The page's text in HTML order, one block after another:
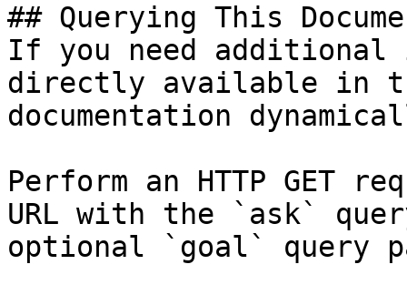
## Querying This
If you need
directly available in
documentation
Perform an HTTP GET
URL with the `ask`
optional `goal` query